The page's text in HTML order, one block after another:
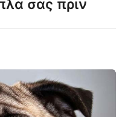
σας πριν